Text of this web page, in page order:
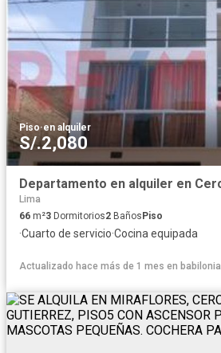
Piso·en alquiler
S/.2,080
Lima
66 m²3 Dormitorios2 BañosPiso
·Cuarto de servicio·Cocina equipada
Actualizado hace más de 1 mes en babilonia